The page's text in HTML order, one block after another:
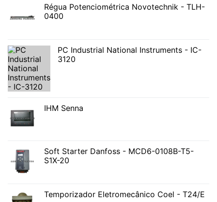
Régua Potenciométrica Novotechnik - TLH-
0400
PC Industrial National Instruments - IC-
3120
IHM Senna
Soft Starter Danfoss - MCD6-0108B-T5-
S1X-20
Temporizador Eletromecânico Coel - T24/E